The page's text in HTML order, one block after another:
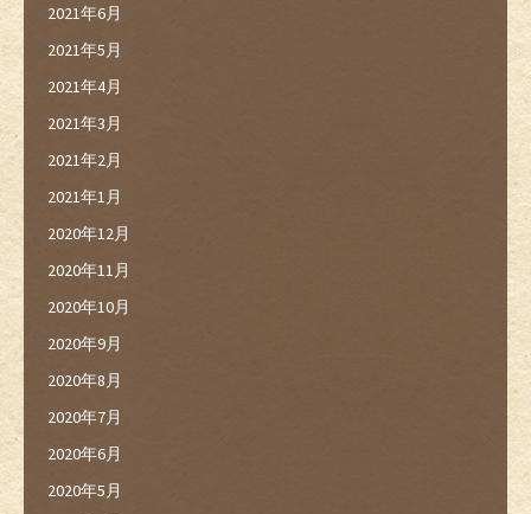
2021年6月
2021年5月
2021年4月
2021年3月
2021年2月
2021年1月
2020年12月
2020年11月
2020年10月
2020年9月
2020年8月
2020年7月
2020年6月
2020年5月